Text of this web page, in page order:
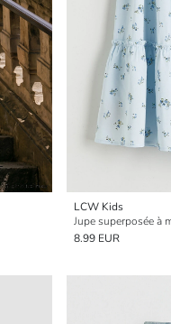
LCW Kids
Jupe superposée à
8.99 EUR